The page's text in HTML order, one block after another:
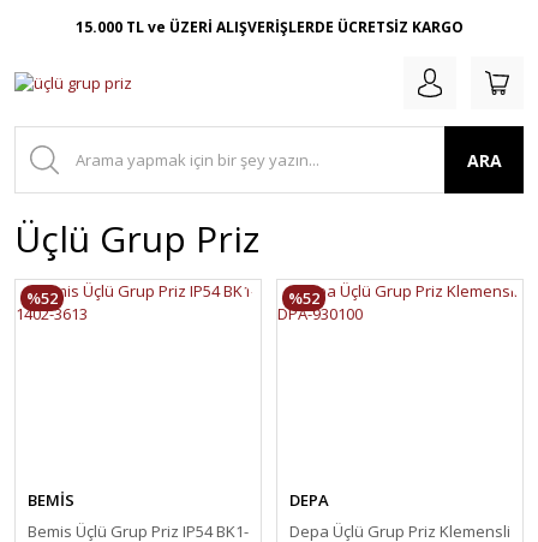
15.000 TL ve ÜZERİ ALIŞVERİŞLERDE ÜCRETSİZ KARGO
ARA
Üçlü Grup Priz
%52
BEMİS
Bemis Üçlü Grup Priz IP54 BK1-
%52
DEPA
Depa Üçlü Grup Priz Klemensli